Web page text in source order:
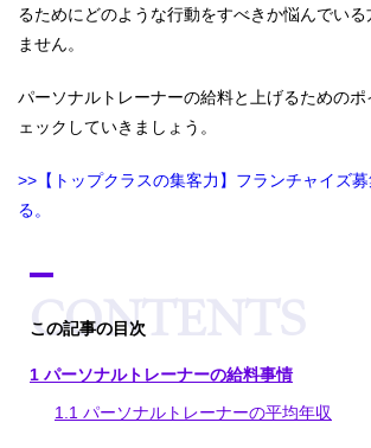
るためにどのような行動をすべきか悩んでい
ません。
パーソナルトレーナーの給料と上げるための
ェックしていきましょう。
>>【トップクラスの集客力】フランチャイズ
る。
この記事の目次
]1 パーソナルトレーナーの給料事情
1.1 パーソナルトレーナーの平均年収